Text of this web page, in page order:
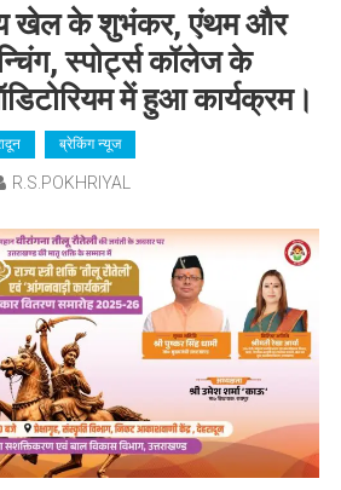
खेल के शुभंकर, एंथम और
स्पोर्ट्स कॉलेज के
में हुआ कार्यक्रम।
ब्रेकिंग न्यूज
R.S.POKHRIYAL